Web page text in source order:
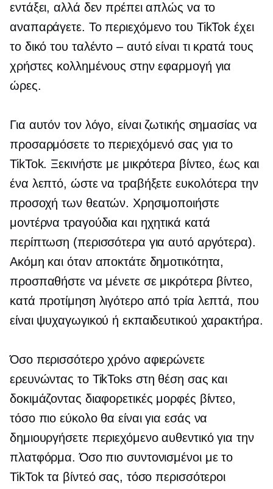
εντάξει, αλλά δεν πρέπει απλώς να το
αναπαράγετε. Το περιεχόμενο του TikTok έχει
το δικό του ταλέντο – αυτό είναιτι κρατά τους
χρήστες κολλημένους στην εφαρμογή για
ώρες.
Για αυτόν τον λόγο, είναι ζωτικής σημασίας να
προσαρμόσετε το περιεχόμενό σας για το
TikTok. Ξεκινήστε με μικρότερα βίντεο, έως και
ένα λεπτό, ώστε να τραβήξετε ευκολότερα την
προσοχή των θεατών. Χρησιμοποιήστε
μοντέρνα τραγούδια και ηχητικά κατά
περίπτωση (περισσότερα για αυτό αργότερα).
Ακόμη και όταν αποκτάτε δημοτικότητα,
προσπαθήστε να μένετε σε μικρότερα βίντεο,
κατά προτίμηση λιγότερο από τρία λεπτά, που
είναι ψυχαγωγικού ή εκπαιδευτικού χαρακτήρα.
Όσο περισσότερο χρόνο αφιερώνετε
ερευνώντας το TikToks στη θέση σας και
δοκιμάζοντας διαφορετικές μορφές βίντεο,
τόσο πιο εύκολο θα είναι για εσάς να
δημιουργήσετε περιεχόμενο αυθεντικό για την
πλατφόρμα. Όσο πιο συντονισμένοι με το
TikTok τα βίντεό σας, τόσο περισσότεροι